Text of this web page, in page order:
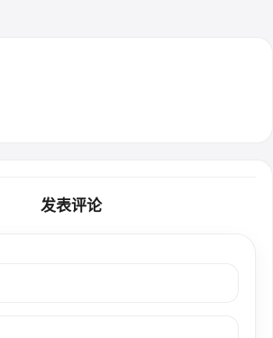
发表评论